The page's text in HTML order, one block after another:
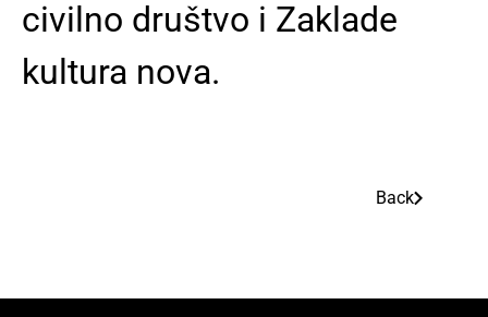
civilno društvo i Zaklade
kultura nova.
Back